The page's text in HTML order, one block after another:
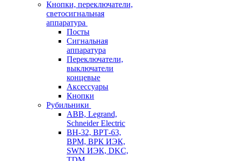
Кнопки, переключатели,
светосигнальная
аппаратура
Посты
Cигнальная
аппаратура
Переключатели,
выключатели
концевые
Аксессуары
Кнопки
Рубильники
ABB, Legrand,
Schneider Electric
ВН-32, ВРТ-63,
ВРМ, ВРК ИЭК,
SWN ИЭК, DKC,